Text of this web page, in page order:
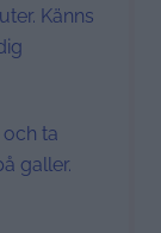
Känns
ta
galler.